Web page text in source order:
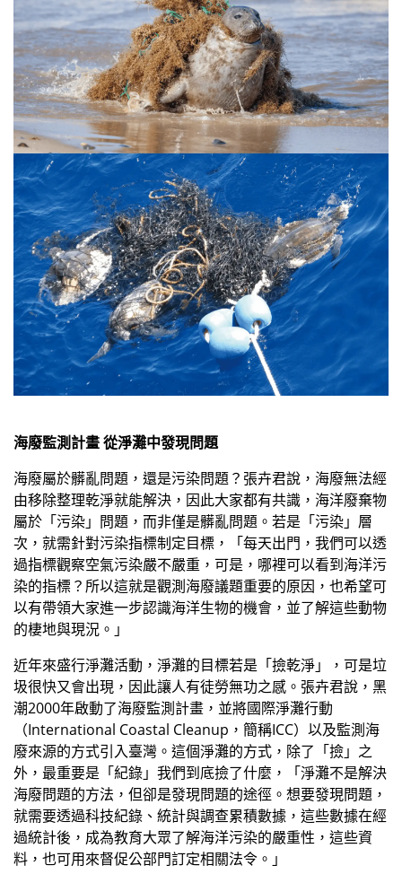
海廢監測計畫 從淨灘中發現問題
海廢屬於髒亂問題，還是污染問題？張卉君說，海廢無法經
由移除整理乾淨就能解決，因此大家都有共識，海洋廢棄物
屬於「污染」問題，而非僅是髒亂問題。若是「污染」層
次，就需針對污染指標制定目標，「每天出門，我們可以透
過指標觀察空氣污染嚴不嚴重，可是，哪裡可以看到海洋污
染的指標？所以這就是觀測海廢議題重要的原因，也希望可
以有帶領大家進一步認識海洋生物的機會，並了解這些動物
的棲地與現況。」
近年來盛行淨灘活動，淨灘的目標若是「撿乾淨」，可是垃
圾很快又會出現，因此讓人有徒勞無功之感。張卉君說，黑
潮2000年啟動了海廢監測計畫，並將國際淨灘行動
（International Coastal Cleanup，簡稱ICC）以及監測海
廢來源的方式引入臺灣。這個淨灘的方式，除了「撿」之
外，最重要是「紀錄」我們到底撿了什麼，「淨灘不是解決
海廢問題的方法，但卻是發現問題的途徑。想要發現問題，
就需要透過科技紀錄、統計與調查累積數據，這些數據在經
過統計後，成為教育大眾了解海洋污染的嚴重性，這些資
料，也可用來督促公部門訂定相關法令。」